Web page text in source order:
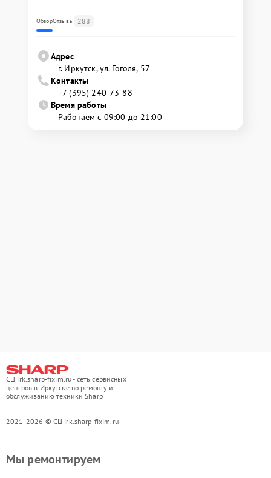
ОбзорОтзывы 288
Адрес
г. Иркутск, ул. ​Гоголя, 57
Контакты
+7 (395) 240-73-88
Время работы
Работаем с 09:00 до 21:00
СЦ irk.sharp-fixim.ru - сеть сервисных
центров в Иркутске по ремонту и
обслуживанию техники Sharp
2021-2026 © СЦ irk.sharp-fixim.ru
Мы ремонтируем